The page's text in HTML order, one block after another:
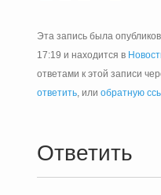
Эта запись была
17:19 и находится в
ответами к этой записи
ответить, или обратную
Ответить